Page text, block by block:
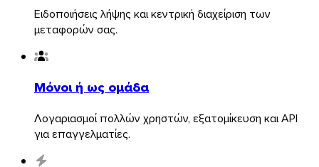
Ειδοποιήσεις λήψης και κεντρική διαχείριση των
μεταφορών σας.
Μόνοι ή ως ομάδα
Λογαριασμοί πολλών χρηστών, εξατομίκευση και API
για επαγγελματίες.